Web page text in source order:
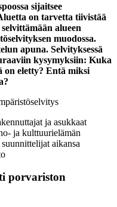
sijaitsee
on tarvetta tiivistää
alueen
muodossa.
apuna. Selvityksessä
kysymyksiin: Kuka
on eletty? Entä miksi
ja asukkaat
ja kulttuurielämän
aikansa
porvariston